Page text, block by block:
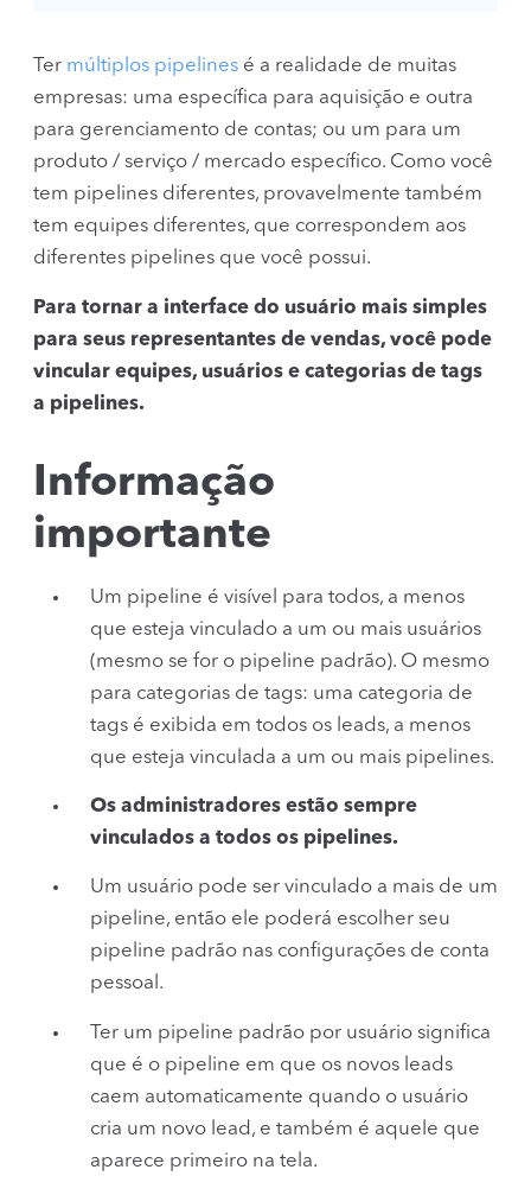
Ter múltiplos pipelines é a realidade de muitas
empresas: uma específica para aquisição e outra
para gerenciamento de contas; ou um para um
produto / serviço / mercado específico. Como você
tem pipelines diferentes, provavelmente também
tem equipes diferentes, que correspondem aos
diferentes pipelines que você possui.
Para tornar a interface do usuário mais simples
para seus representantes de vendas, você pode
vincular equipes, usuários e categorias de tags
a pipelines.
Informação
importante
Um pipeline é visível para todos, a menos
que esteja vinculado a um ou mais usuários
(mesmo se for o pipeline padrão). O mesmo
para categorias de tags: uma categoria de
tags é exibida em todos os leads, a menos
que esteja vinculada a um ou mais pipelines.
Os administradores estão sempre
vinculados a todos os pipelines.
Um usuário pode ser vinculado a mais de um
pipeline, então ele poderá escolher seu
pipeline padrão nas configurações de conta
pessoal.
Ter um pipeline padrão por usuário significa
que é o pipeline em que os novos leads
caem automaticamente quando o usuário
cria um novo lead, e também é aquele que
aparece primeiro na tela.